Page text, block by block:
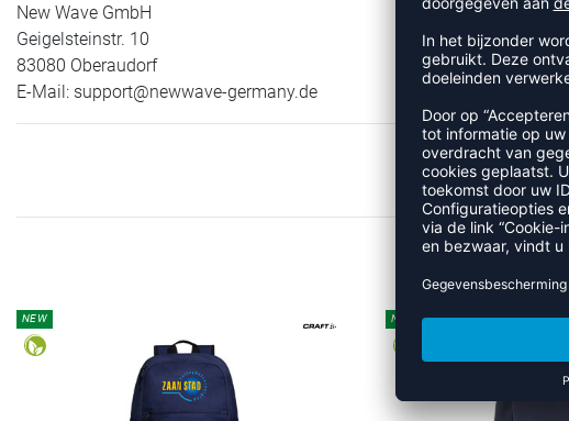
New Wave GmbH
Geigelsteinstr. 10
83080 Oberaudorf
E-Mail: support@newwave-germany.de
MEER
NEW NEW